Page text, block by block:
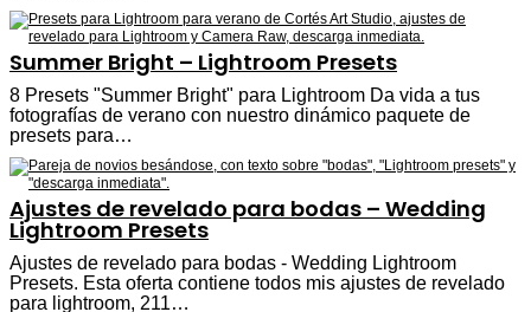
Summer Bright – Lightroom Presets
8 Presets "Summer Bright" para Lightroom Da vida a tus
fotografías de verano con nuestro dinámico paquete de
presets para…
Ajustes de revelado para bodas – Wedding
Lightroom Presets
Ajustes de revelado para bodas - Wedding Lightroom
Presets. Esta oferta contiene todos mis ajustes de revelado
para lightroom, 211…